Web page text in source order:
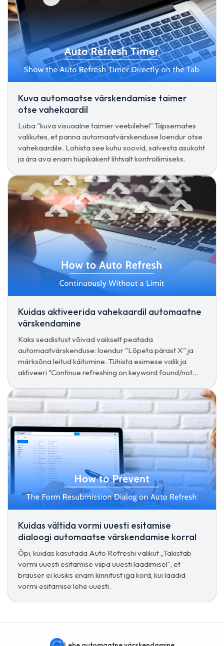
Kuva automaatse värskendamise taimer
otse vahekaardil
Luba "kuva visuaalne taimer veebilehel" Täpsemates
valikutes, et panna automaatvärskenduse loendur otse
vahekaardile. Lohista see kuhu soovid, salvesta asukoht
ja ära ava enam hüpikakent lihtsalt kontrollimiseks.
Kuidas aktiveerida vahekaardil automaatne
värskendamine
Kaks seadistust võivad vaikselt peatada
automaatvärskenduse: loendur "Lõpeta pärast X" ja
märksõna leitud käitumine. Tühista esimese valik ja
aktiveeri "Continue refreshing on keyword found/not
Kuidas vältida vormi uuesti esitamise
dialoogi automaatse värskendamise korral
Õpi, kuidas kasutada Auto Refreshi valikut „Takistab
vormi uuesti esitamise viipa uuesti laadimisel”, et
brauser ei küsiks enam kinnitust iga kord, kui laadid
vormi esitamise lehe uuesti.